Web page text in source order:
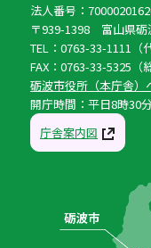
法人番号：
〒939-1398 富山県砺
TEL：0763-33-1111（
FAX：0763-33-5325（
砺波市役所（本庁舎）
開庁時間：平日8時30
庁舎案内図